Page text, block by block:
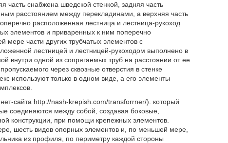
часть снабжена шведской стенкой, задняя часть
расстоянием между перекладинами, а верхняя часть
расположенная лестница и лестница-рукоход
элементов и приваренных к ним поперечно
мере части других трубчатых элементов с
лестницей и лестницей-рукоходом выполнено в
внутри одной из сопрягаемых труб на расстоянии от ее
через сквозные отверстия в стенке
используют только в одном виде, а его элементы
сайта http://nash-krepish.com/transforrner/). который
соединяются между собой, создавая боковые,
конструкции, при помощи крепежных элементов.
шесть видов опорных элементов и, по меньшей мере,
из профиля, по периметру каждой стороны